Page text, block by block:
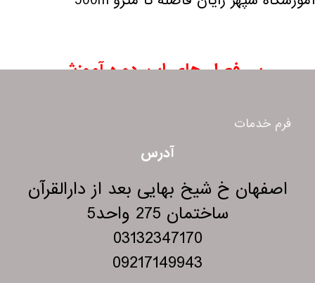
سر فصل های این دوره آموزشی
فرم خدمات
آدرس
اصفهان خ شیخ بهایی بعد از دارالقرآن
ساختمان 275 واحد5
03132347170
09217149943